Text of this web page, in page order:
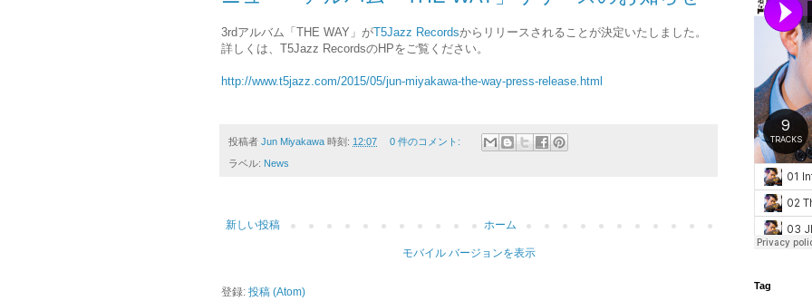
3rdアルバム「THE WAY」がT5Jazz Recordsからリリースされることが決定いたしました。
詳しくは、T5Jazz RecordsのHPをご覧ください。
http://www.t5jazz.com/2015/05/jun-miyakawa-the-way-press-release.html
投稿者 Jun Miyakawa 時刻: 12:07 0 件のコメント:
ラベル: News
新しい投稿 ホーム
モバイル バージョンを表示
登録: 投稿 (Atom)
Tag